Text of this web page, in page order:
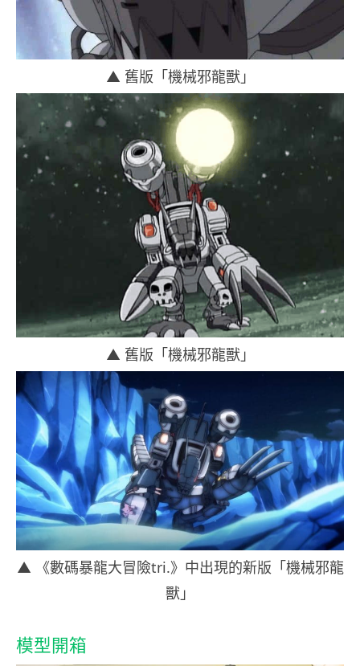
▲ 舊版 「機械邪龍獸」
▲ 舊版 「機械邪龍獸」
▲ 《數碼暴龍大冒險tri.》中出現的新版 「機械邪龍
獸」
模型開箱